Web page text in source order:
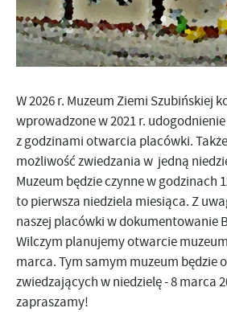
W 2026 r. Muzeum Ziemi Szubińskiej
wprowadzone w 2021 r.
z godzinami otwarcia placówki.
możliwość zwiedzania w jedną
Muzeum będzie czynne w godzinach
to pierwsza niedziela miesiąca. Z
naszej placówki w dokumentowanie
Wilczym planujemy otwarcie
marca. Tym samym muzeum będzie
zwiedzających w niedzielę - 8 marca
zapraszamy!